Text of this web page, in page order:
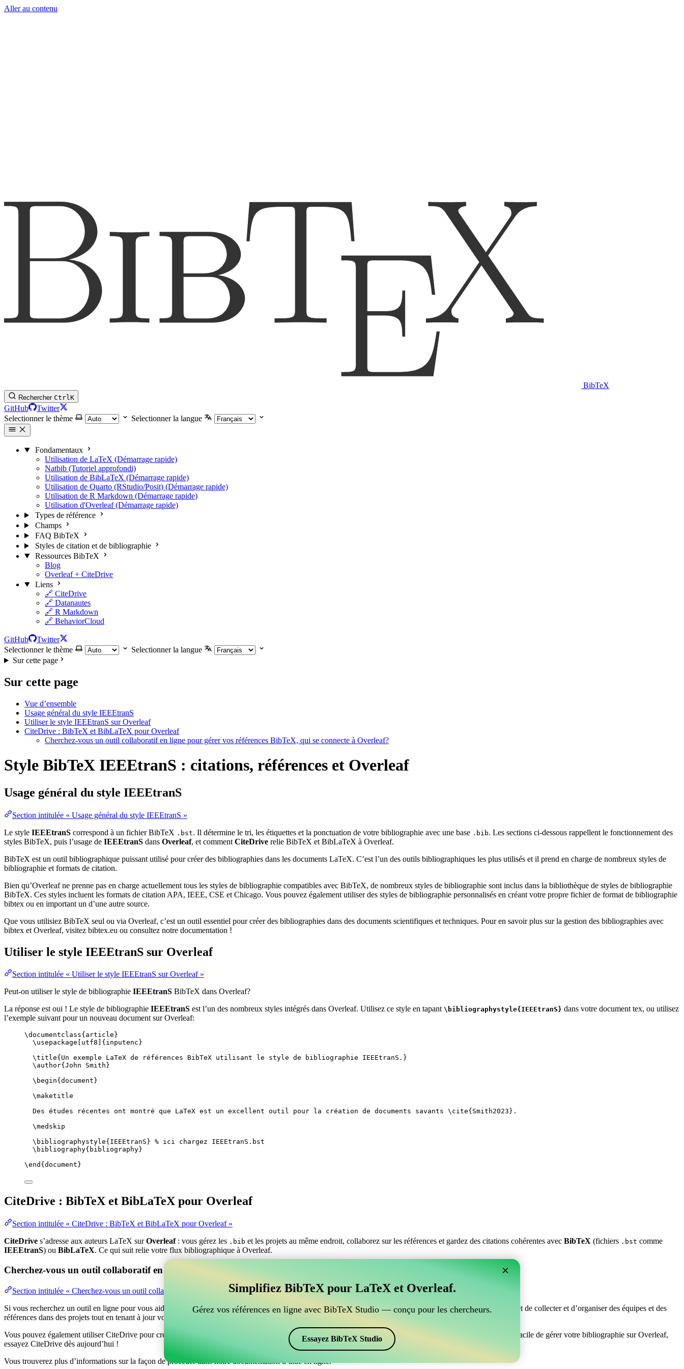
Aller au contenu
BibTeX
Rechercher CtrlK
GitHub
Twitter
Selectionner le thème
Selectionner la langue
Fondamentaux
Utilisation de LaTeX (Démarrage rapide)
Natbib (Tutoriel approfondi)
Utilisation de BibLaTeX (Démarrage rapide)
Utilisation de Quarto (RStudio/Posit) (Démarrage rapide)
Utilisation de R Markdown (Démarrage rapide)
Utilisation d'Overleaf (Démarrage rapide)
Types de référence
Champs
FAQ BibTeX
Styles de citation et de bibliographie
Ressources BibTeX
Blog
Overleaf + CiteDrive
Liens
🔗 CiteDrive
🔗 Datanautes
🔗 R Markdown
🔗 BehaviorCloud
GitHub
Twitter
Selectionner le thème
Selectionner la langue
Sur cette page
Sur cette page
Vue d’ensemble
Usage général du style IEEEtranS
Utiliser le style IEEEtranS sur Overleaf
CiteDrive : BibTeX et BibLaTeX pour Overleaf
Cherchez-vous un outil collaboratif en ligne pour gérer vos références BibTeX, qui se connecte à Overleaf?
Style BibTeX IEEEtranS : citations, références et Overleaf
Usage général du style IEEEtranS
Section intitulée « Usage général du style IEEEtranS »
Le style IEEEtranS correspond à un fichier BibTeX .bst. Il détermine le tri, les étiquettes et la ponctuation de votre bibliographie avec une base .bib. Les sections ci-dessous rappellent le fonctionnement des
styles BibTeX, puis l’usage de IEEEtranS dans Overleaf, et comment CiteDrive relie BibTeX et BibLaTeX à Overleaf.
BibTeX est un outil bibliographique puissant utilisé pour créer des bibliographies dans les documents LaTeX. C’est l’un des outils bibliographiques les plus utilisés et il prend en charge de nombreux styles de
bibliographie et formats de citation.
Bien qu’Overleaf ne prenne pas en charge actuellement tous les styles de bibliographie compatibles avec BibTeX, de nombreux styles de bibliographie sont inclus dans la bibliothèque de styles de bibliographie
BibTeX. Ces styles incluent les formats de citation APA, IEEE, CSE et Chicago. Vous pouvez également utiliser des styles de bibliographie personnalisés en créant votre propre fichier de format de bibliographie
bibtex ou en important un d’une autre source.
Que vous utilisiez BibTeX seul ou via Overleaf, c’est un outil essentiel pour créer des bibliographies dans des documents scientifiques et techniques. Pour en savoir plus sur la gestion des bibliographies avec
bibtex et Overleaf, visitez bibtex.eu ou consultez notre documentation !
Utiliser le style IEEEtranS sur Overleaf
Section intitulée « Utiliser le style IEEEtranS sur Overleaf »
Peut-on utiliser le style de bibliographie IEEEtranS BibTeX dans Overleaf?
La réponse est oui ! Le style de bibliographie IEEEtranS est l’un des nombreux styles intégrés dans Overleaf. Utilisez ce style en tapant \bibliographystyle{IEEEtranS} dans votre document tex, ou utilisez
l’exemple suivant pour un nouveau document sur Overleaf:
\documentclass{ article }
\usepackage
utf8 ]{ inputenc }
\title{Un exemple LaTeX de références BibTeX utilisant le style de bibliographie IEEEtranS.}
\author{John Smith}
\begin{ document }
\maketitle
Des études récentes ont montré que LaTeX est un excellent outil pour la création de documents savants \cite{ Smith2023 }.
\medskip
\bibliographystyle{IEEEtranS} % ici chargez IEEEtranS.bst
\bibliography{bibliography}
\end { document }
CiteDrive : BibTeX et BibLaTeX pour Overleaf
Section intitulée « CiteDrive : BibTeX et BibLaTeX pour Overleaf »
CiteDrive s’adresse aux auteurs LaTeX surOverleaf: vous gérez les .bib et les projets au même endroit, collaborez sur les références et gardez des citations cohérentes avec BibTeX (fichiers .bst comme
IEEEtranS) ou BibLaTeX. Ce qui suit relie votre flux bibliographique à Overleaf.
Cherchez-vous un outil collaboratif en ligne pour gérer vos références BibTeX, qui se connecte à Overleaf?
Section intitulée « Cherchez-vous un outil collaboratif en ligne pour gérer vos références BibTeX, qui se connecte à Overleaf? »
Si vous recherchez un outil en ligne pour vous aider à gérer vos références, citations et bibliographie dans Overleaf, CiteDrive pourrait être parfait ! Il vous permet de collecter et d’organiser des équipes et des
références dans des projets tout en tenant à jour vos entrées BibTeX dans votre projet Overleaf.
Vous pouvez également utiliser CiteDrive pour créer des bibliographies et des citations dans différents styles, y compris IEEEtranS. Si vous cherchez un moyen facile de gérer votre bibliographie sur Overleaf,
essayez CiteDrive dès aujourd’hui !
Vous trouverez plus d’informations sur la façon de procéder dans notre documentation d’aide en ligne.
×
Simplifiez BibTeX pour LaTeX et Overleaf.
Gérez vos références en ligne avec BibTeX Studio — conçu pour les chercheurs.
Essayez BibTeX Studio